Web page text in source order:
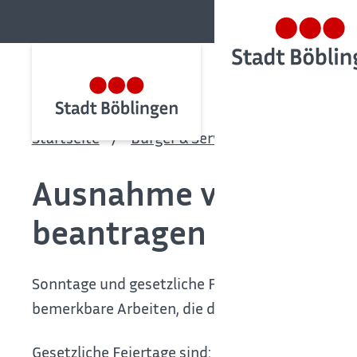
Startseite Bürger & Service
Ausnahme vom
beantragen
Sonntage und gesetzliche Feiertage sind
bemerkbare Arbeiten, die die Ruhe des Tages
Gesetzliche Feiertage sind: